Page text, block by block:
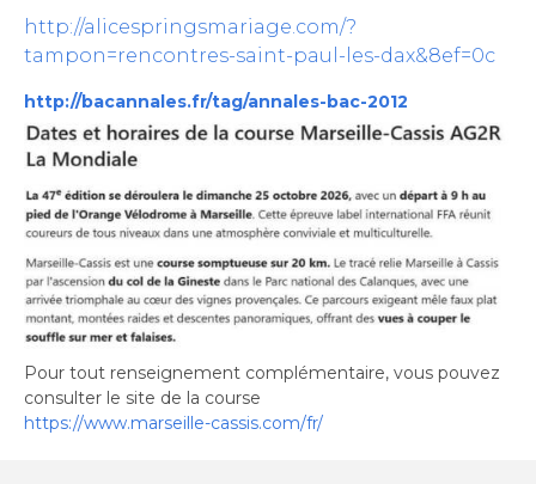
http://alicespringsmariage.com/?
tampon=rencontres-saint-paul-les-dax&8ef=0c
http://bacannales.fr/tag/annales-bac-2012
Pour tout renseignement complémentaire, vous pouvez
consulter le site de la course
https://www.marseille-cassis.com/fr/